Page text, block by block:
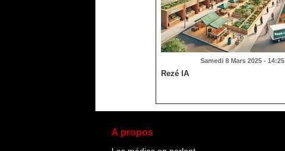
Samedi 8 Mars 2025 - 14:25
Rezé IA
A propos